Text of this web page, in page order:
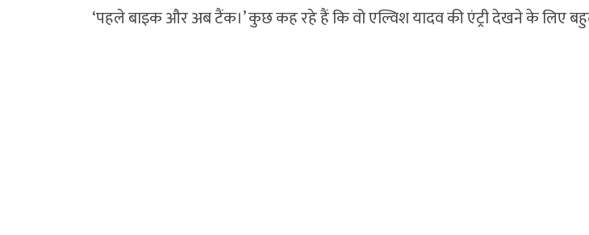
‘पहले बाइक और अब टैंक।’ कुछ कह रहे हैं कि वो एल्विश यादव की एंट्री देखने के लिए